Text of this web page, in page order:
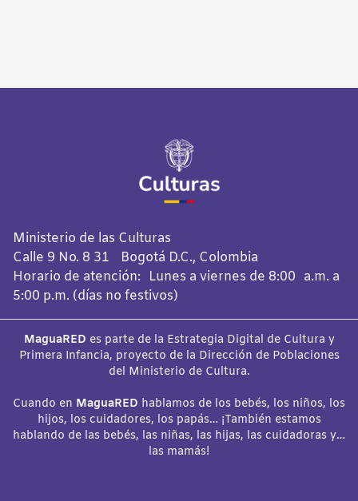
Ministerio de las Culturas
Calle 9 No. 8 31 Bogotá D.C., Colombia
Horario de atención: Lunes a viernes de 8:00 a.m. a
5:00 p.m. (días no festivos)
MaguaRED es parte de la Estrategia Digital de Cultura y
Primera Infancia, proyecto de la Dirección de Poblaciones
del Ministerio de Cultura.
Cuando en MaguaRED hablamos de los bebés, los niños, los
hijos, los cuidadores, los papás… ¡También estamos
hablando de las bebés, las niñas, las hijas, las cuidadoras y…
las mamás!